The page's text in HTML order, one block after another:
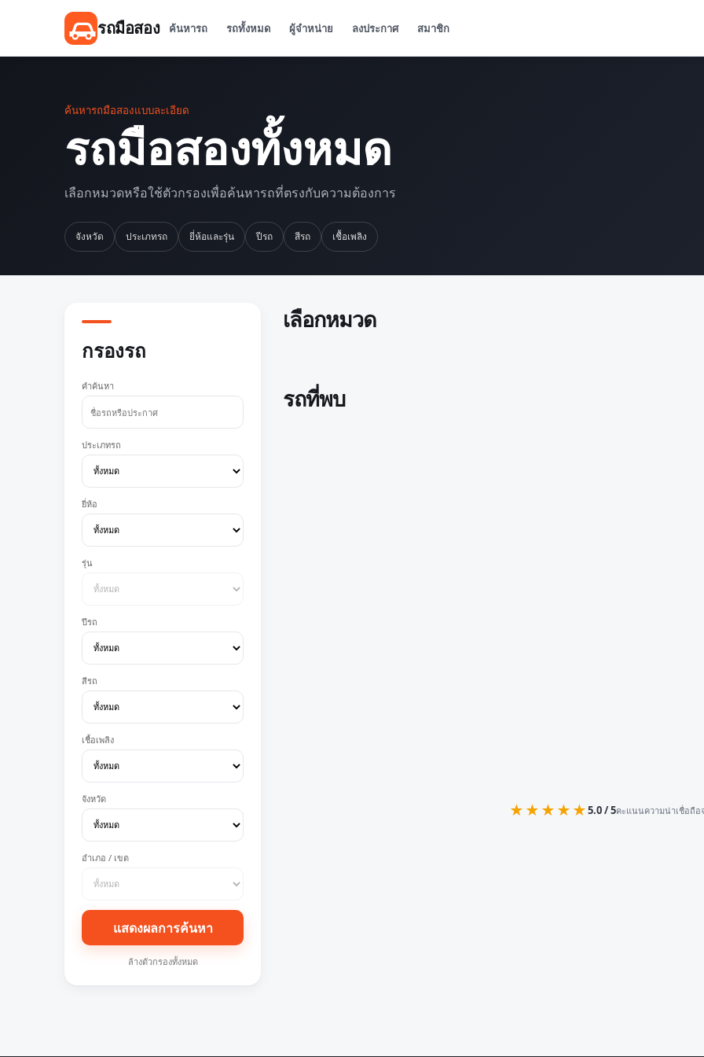
รถมือสอง ค้นหารถ รถทั้งหมด ผู้จำหน่าย ลงประกาศ สมาชิก
ค้นหารถมือสองแบบละเอียด
รถมือสองทั้งหมด
เลือกหมวดหรือใช้ตัวกรองเพื่อค้นหารถที่ตรงกับความต้องการ
จังหวัด ประเภทรถ ยี่ห้อและรุ่น ปีรถ สีรถ เชื้อเพลิง
กรองรถ
คำค้นหา
ประเภทรถ
ยี่ห้อ
รุ่น
ปีรถ
สีรถ
เชื้อเพลิง
จังหวัด
อำเภอ / เขต
แสดงผลการค้นหา
ล้างตัวกรองทั้งหมด
เลือกหมวด
รถที่พบ
★★★★★5.0 / 5คะแนนความน่าเชื่อถือ